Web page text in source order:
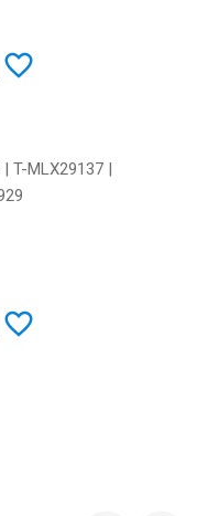
T-MLX29137 |